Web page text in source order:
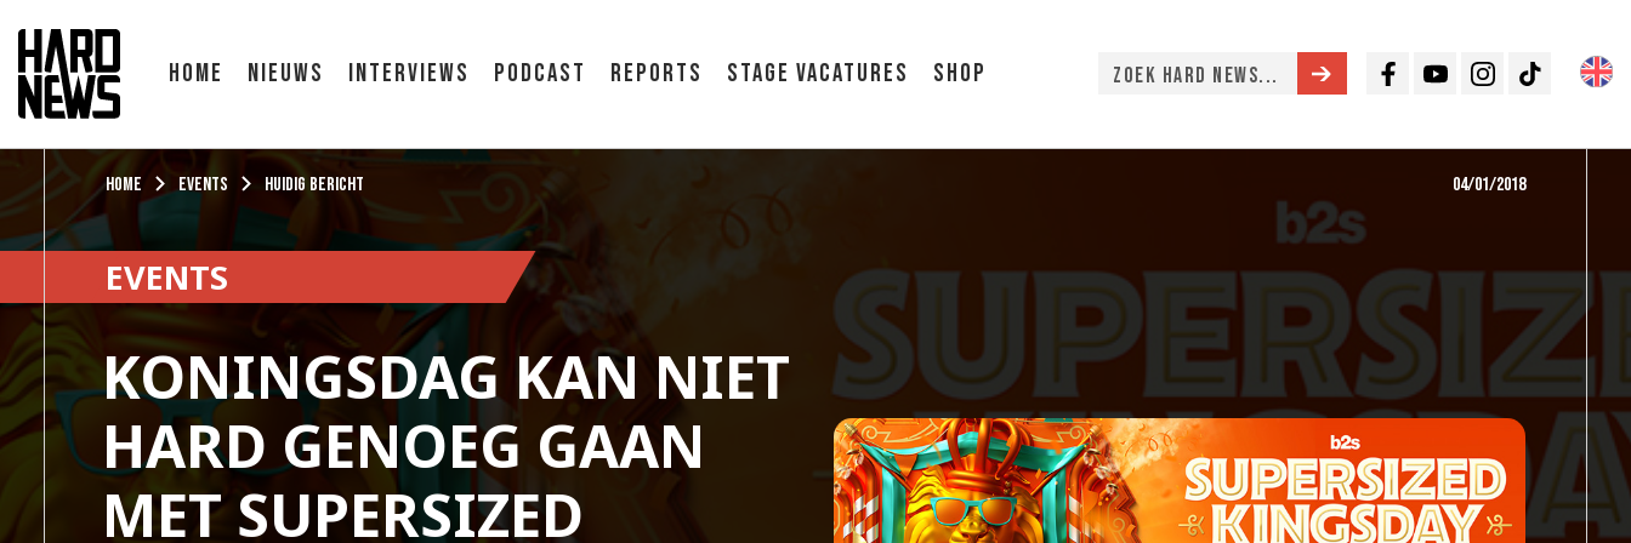
Home Nieuws Interviews Podcast Reports Stage vacatures Shop
Facebook
YoutubeInstagramTikTok
Home Events Huidig bericht 04/01/2018
EVENTS
KONINGSDAG KAN NIET
HARD GENOEG GAAN
MET SUPERSIZED